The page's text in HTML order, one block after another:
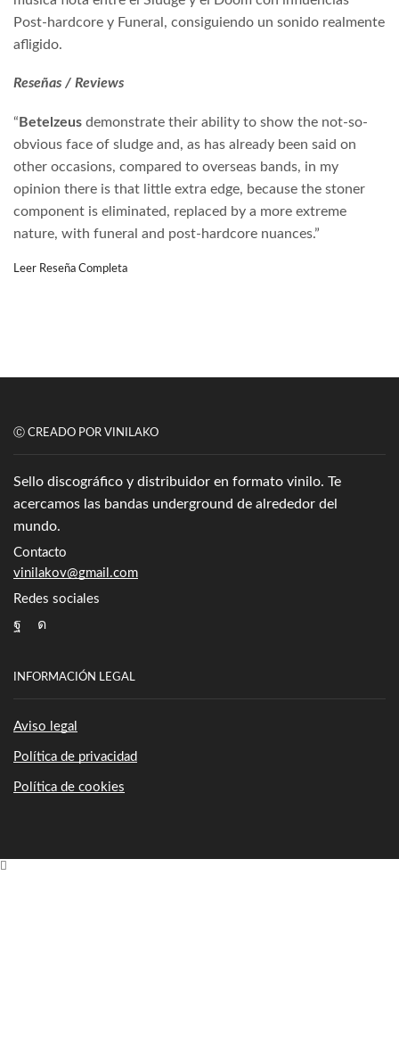
Post-hardcore y Funeral, consiguiendo un sonido realmente
afligido.
Reseñas / Reviews
“ Betelzeus demonstrate their ability to show the not-so-
obvious face of sludge and, as has already been said on
other occasions, compared to overseas bands, in my
opinion there is that little extra edge, because the stoner
component is eliminated, replaced by a more extreme
nature, with funeral and post-hardcore nuances.”
Leer Reseña Completa
Ⓒ CREADO POR VINILAKO
Sello discográfico y distribuidor en formato vinilo. Te
acercamos las bandas underground de alrededor del
mundo.
Contacto
vinilakov@gmail.com
Redes sociales
Facebook
Instagram
INFORMACIÓN LEGAL
Aviso legal
Política de privacidad
Política de cookies